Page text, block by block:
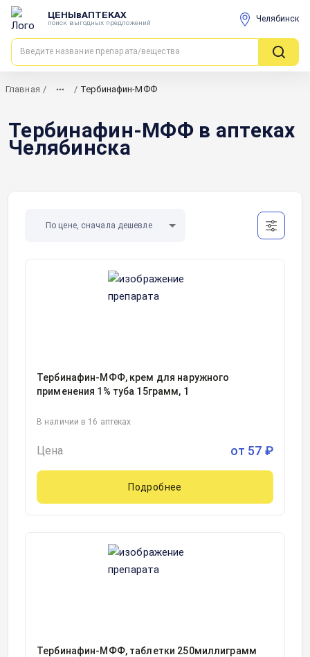
ЦЕНЫвАПТЕКАХ
поиск выгодных предложений Челябинск
Главная / / Тербинафин-МФФ
Тербинафин-МФФ в аптеках
Челябинска
По цене, сначала дешевле
Тербинафин-МФФ, крем для наружного
применения 1% туба 15грамм, 1
В наличии в 16 аптеках
Цена от 57 ₽
Подробнее
Тербинафин-МФФ, таблетки 250миллиграмм